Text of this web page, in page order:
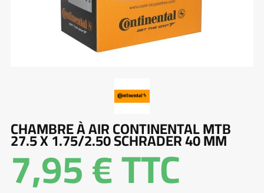
CHAMBRE À AIR CONTINENTAL MTB
27.5 X 1.75/2.50 SCHRADER 40 MM
7,95 €TTC